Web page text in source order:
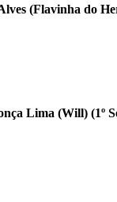
(Flavinha do
Lima (Will) (1º